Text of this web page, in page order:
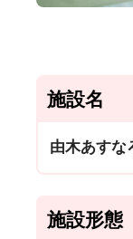
施設名
由木あすな
施設形態